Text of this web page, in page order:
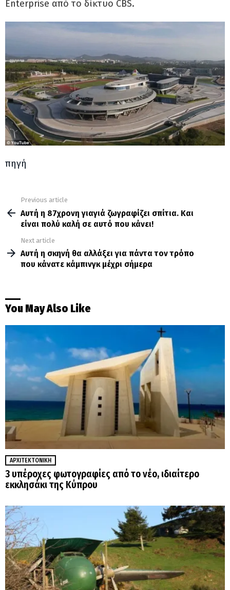
Enterprise από το δίκτυο CBS.
πηγή
more
Previous article
Αυτή η 87χρονη γιαγιά ζωγραφίζει σπίτια. Και
είναι πολύ καλή σε αυτό που κάνει!
Next article
Αυτή η σκηνή θα αλλάξει για πάντα τον τρόπο
που κάνατε κάμπινγκ μέχρι σήμερα
You May Also Like
ΑΡΧΙΤΕΚΤΟΝΙΚΉ
3 υπέροχες φωτογραφίες από το νέο, ιδιαίτερο
εκκλησάκι της Κύπρου